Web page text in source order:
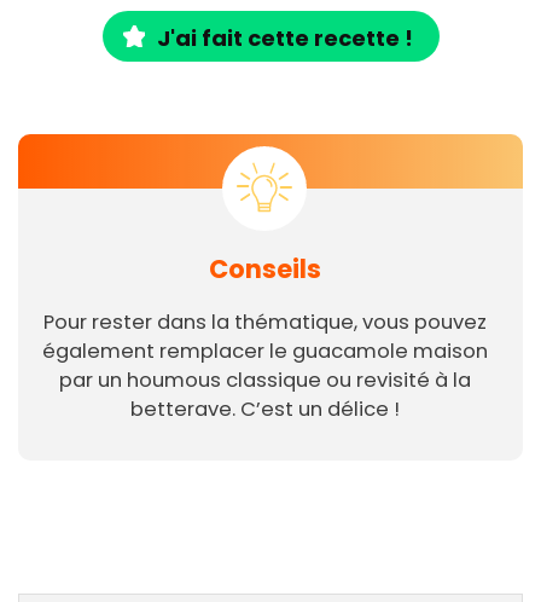
J'ai fait cette recette !
Conseils
Pour rester dans la thématique, vous pouvez
également remplacer le guacamole maison
par un houmous classique ou revisité à la
betterave. C’est un délice !